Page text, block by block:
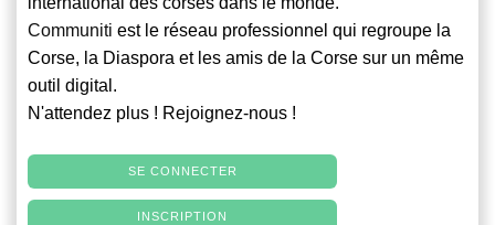
Communiti est le réseau professionnel qui regroupe la
Corse, la Diaspora et les amis de la Corse sur un même
outil digital.
N'attendez plus ! Rejoignez-nous !
SE CONNECTER
INSCRIPTION